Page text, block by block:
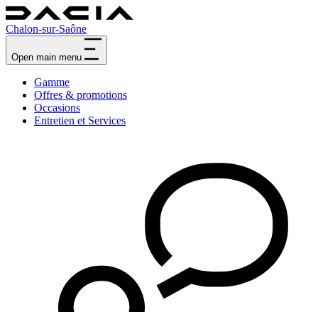
Chalon-sur-Saône
Open main menu
Gamme
Offres & promotions
Occasions
Entretien et Services